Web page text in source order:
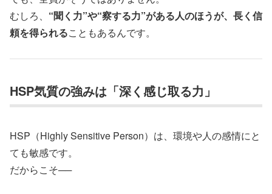
むしろ、 “聞く力”や“察する力”がある人のほうが、長く信
頼を得られることもあるんです。
HSP気質の強みは「深く感じ取る力」
HSP（Highly Sensitive Person）は、環境や人の感情にと
ても敏感です。
だからこそ──